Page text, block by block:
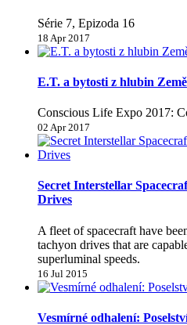
Série 7, Epizoda 16
18 Apr 2017
E.T. a bytosti z hlubin Země
Conscious Life Expo 2017:
02 Apr 2017
Secret Interstellar
Drives
A fleet of spacecraft have
tachyon drives that are
superluminal speeds.
16 Jul 2015
Vesmírné odhalení: